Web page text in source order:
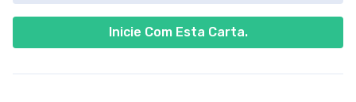
Inicie Com Esta Carta.